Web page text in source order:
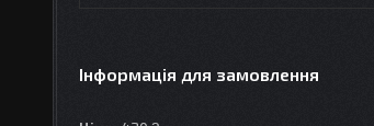
Інформація для замовлення